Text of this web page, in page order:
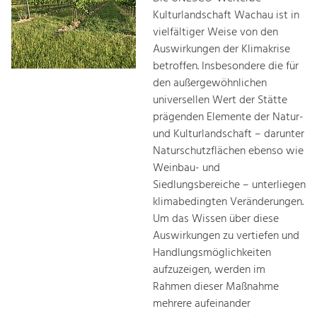
Identität
Gleichberechtigung, Jugend und
Integration
Mobilität & Energie
Klimawandel, öffentlicher Verkehr und
Steigerung regionaler Wertschöpfung
Kulturlandschaft Wachau ist in
vielfältiger Weise von den
Auswirkungen der Klimakrise
betroffen. Insbesondere die für
den außergewöhnlichen
universellen Wert der Stätte
prägenden Elemente der Natur-
und Kulturlandschaft – darunter
Naturschutzflächen ebenso wie
Weinbau- und
Siedlungsbereiche – unterliegen
klimabedingten Veränderungen.
Um das Wissen über diese
Auswirkungen zu vertiefen und
Handlungsmöglichkeiten
aufzuzeigen, werden im
Rahmen dieser Maßnahme
mehrere aufeinander